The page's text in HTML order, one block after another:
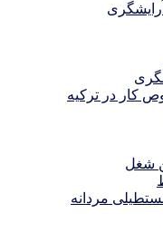
کار در ترکیه
شغل
مردانه